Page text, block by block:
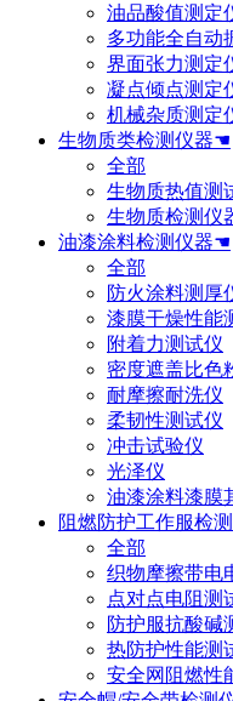
油品酸值测定
多功能全自动
界面张力测定
凝点倾点测定
机械杂质测定
生物质类检测仪器☚
全部
生物质热值测
生物质检测仪
油漆涂料检测仪器☚
全部
防火涂料测厚
漆膜干燥性能
附着力测试仪
密度遮盖比色
耐摩擦耐洗仪
柔韧性测试仪
冲击试验仪
光泽仪
油漆涂料漆膜
阻燃防护工作服检
全部
织物摩擦带电
点对点电阻测
防护服抗酸碱
热防护性能测
安全网阻燃性